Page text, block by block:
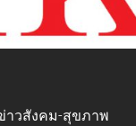
าวสังคม-สุขภาพ